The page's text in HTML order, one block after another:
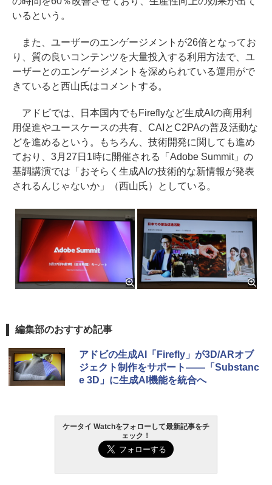
いるという。
また、ユーザーのエンゲージメントが26倍となってお
り、質の良いコンテンツを大量投入する利用方法で、ユ
ーザーとのエンゲージメントを深められている運用がで
きていると西山氏はコメントする。
アドビでは、日本国内でもFireflyなど生成AIの商用利
用促進やユースケースの共有、CAIとC2PAの普及活動な
どを進めるという。もちろん、技術開発に関しても進め
ており、3月27日1時に開催される「Adobe Summit」の
基調講演では「おそらく生成AIの技術的な新情報が発表
されるんじゃないか」（西山氏）としている。
編集部のおすすめ記事
アドビの生成AI「Firefly」が3D/ARオブ
ジェクト制作をサポート――「Substanc
e 3D」に生成AI機能を統合へ
ケータイ Watchをフォローして最新記事をチ
ェック！